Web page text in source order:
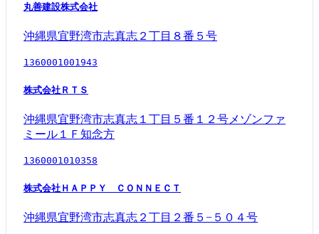
丸善建設株式会社
沖縄県宜野湾市志真志２丁目８番５号
1360001001943
株式会社ＲＴＳ
沖縄県宜野湾市志真志１丁目５番１２号メゾンファ
ミール１Ｆ知念方
1360001010358
株式会社ＨＡＰＰＹ ＣＯＮＮＥＣＴ
沖縄県宜野湾市志真志２丁目２番５−５０４号